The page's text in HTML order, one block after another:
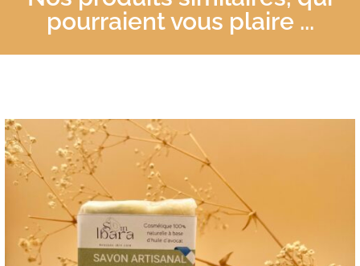
pourraient vous plaire ...